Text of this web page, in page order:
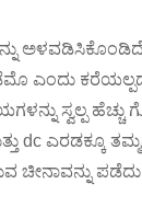
ಎಂದು
ಸ್ವಲ್ಪ ಹೆಚ್ಚು
dc ಎರಡಕ್ಕೂ